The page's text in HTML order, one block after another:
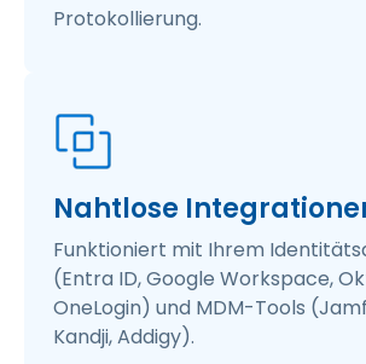
Protokollierung.
Nahtlose
Funktioniert mit Ihrem
(Entra ID, Google Workspace,
OneLogin) und MDM-Tools
Kandji, Addigy).